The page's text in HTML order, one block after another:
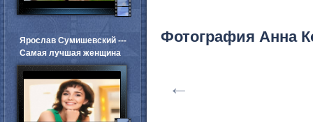
Фотография Анна
←
Ярослав Сумишевский ---
Самая лучшая женщина